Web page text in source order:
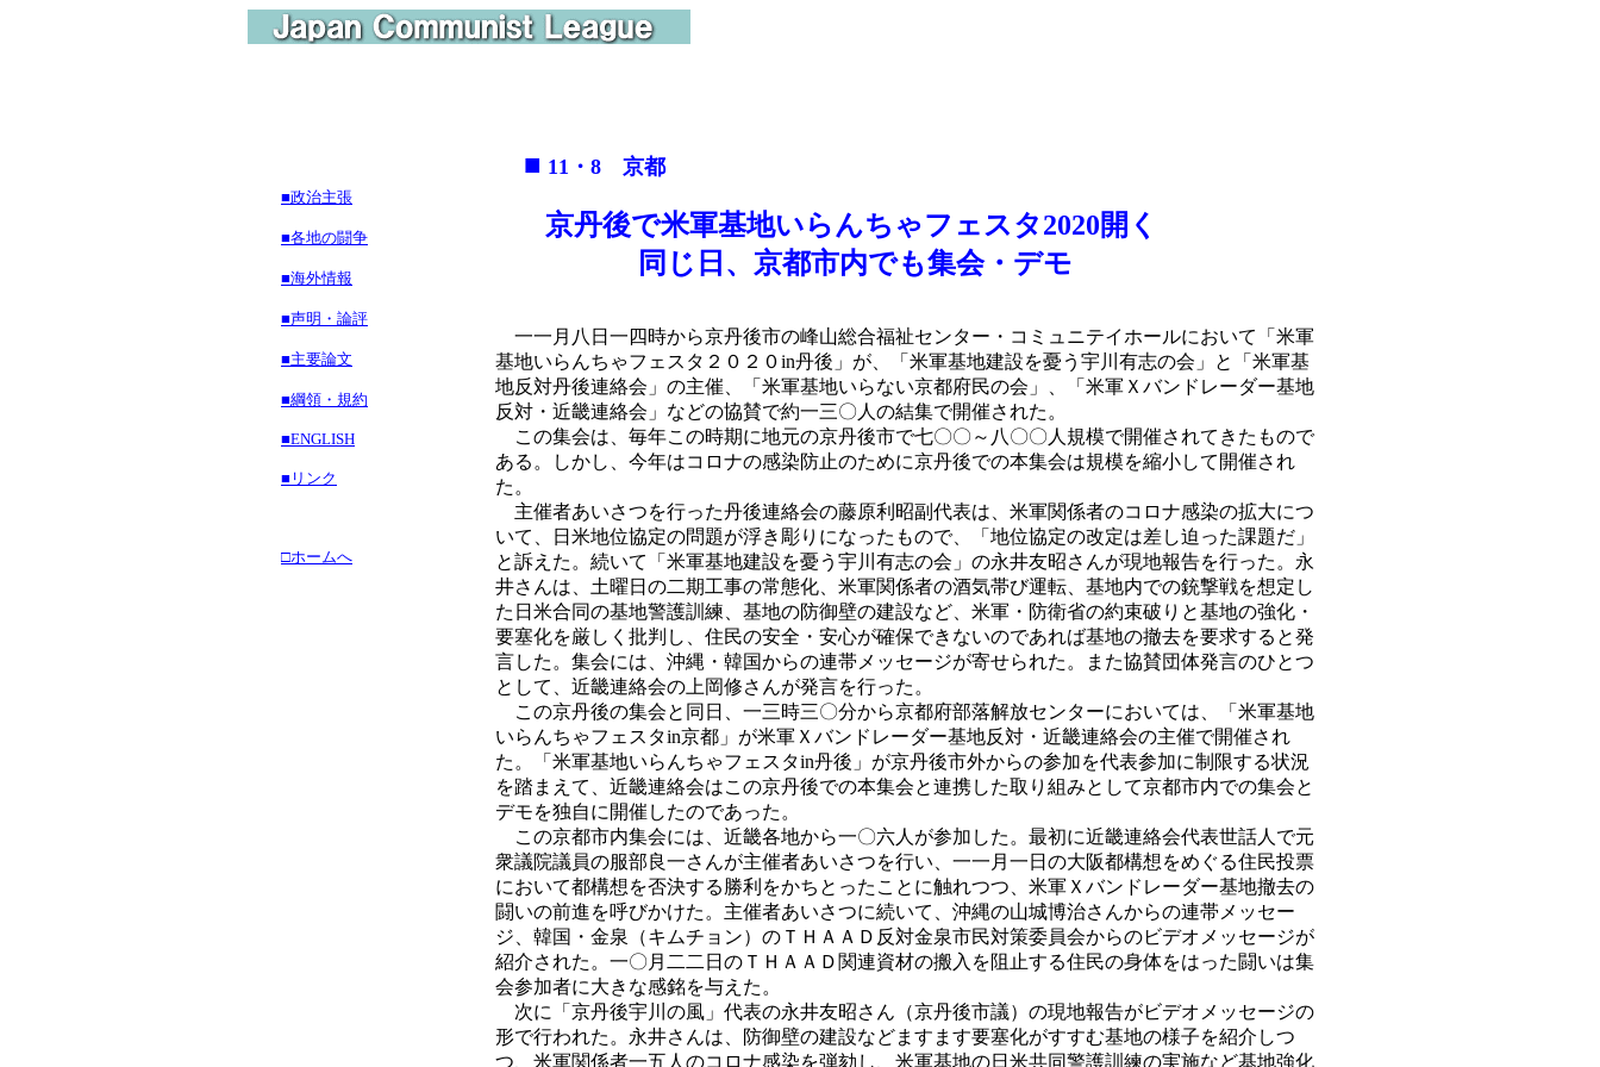
■政治主張
■各地の闘争
■海外情報
■声明・論評
■主要論文
■綱領・規約
■ENGLISH
■リンク
□ホームへ
■ 11・8 京都
京丹後で米軍基地いらんちゃフェスタ2020開く
同じ日、京都市内でも集会・デモ
一一月八日一四時から京丹後市の峰山総合福祉センター・コミュニテイホールにおいて「米軍
基地いらんちゃフェスタ２０２０in丹後」が、「米軍基地建設を憂う宇川有志の会」と「米軍基
地反対丹後連絡会」の主催、「米軍基地いらない京都府民の会」、「米軍Ｘバンドレーダー基地
反対・近畿連絡会」などの協賛で約一三〇人の結集で開催された。
この集会は、毎年この時期に地元の京丹後市で七〇〇～八〇〇人規模で開催されてきたもので
ある。しかし、今年はコロナの感染防止のために京丹後での本集会は規模を縮小して開催され
た。
主催者あいさつを行った丹後連絡会の藤原利昭副代表は、米軍関係者のコロナ感染の拡大につ
いて、日米地位協定の問題が浮き彫りになったもので、「地位協定の改定は差し迫った課題だ」
と訴えた。続いて「米軍基地建設を憂う宇川有志の会」の永井友昭さんが現地報告を行った。永
井さんは、土曜日の二期工事の常態化、米軍関係者の酒気帯び運転、基地内での銃撃戦を想定し
た日米合同の基地警護訓練、基地の防御壁の建設など、米軍・防衛省の約束破りと基地の強化・
要塞化を厳しく批判し、住民の安全・安心が確保できないのであれば基地の撤去を要求すると発
言した。集会には、沖縄・韓国からの連帯メッセージが寄せられた。また協賛団体発言のひとつ
として、近畿連絡会の上岡修さんが発言を行った。
この京丹後の集会と同日、一三時三〇分から京都府部落解放センターにおいては、「米軍基地
いらんちゃフェスタin京都」が米軍Ｘバンドレーダー基地反対・近畿連絡会の主催で開催され
た。「米軍基地いらんちゃフェスタin丹後」が京丹後市外からの参加を代表参加に制限する状況
を踏まえて、近畿連絡会はこの京丹後での本集会と連携した取り組みとして京都市内での集会と
デモを独自に開催したのであった。
この京都市内集会には、近畿各地から一〇六人が参加した。最初に近畿連絡会代表世話人で元
衆議院議員の服部良一さんが主催者あいさつを行い、一一月一日の大阪都構想をめぐる住民投票
において都構想を否決する勝利をかちとったことに触れつつ、米軍Ｘバンドレーダー基地撤去の
闘いの前進を呼びかけた。主催者あいさつに続いて、沖縄の山城博治さんからの連帯メッセー
ジ、韓国・金泉（キムチョン）のＴＨＡＡＤ反対金泉市民対策委員会からのビデオメッセージが
紹介された。一〇月二二日のＴＨＡＡＤ関連資材の搬入を阻止する住民の身体をはった闘いは集
会参加者に大きな感銘を与えた。
次に「京丹後宇川の風」代表の永井友昭さん（京丹後市議）の現地報告がビデオメッセージの
形で行われた。永井さんは、防御壁の建設などますます要塞化がすすむ基地の様子を紹介しつ
つ、米軍関係者一五人のコロナ感染を弾劾し、米軍基地の日米共同警護訓練の実施など基地強化